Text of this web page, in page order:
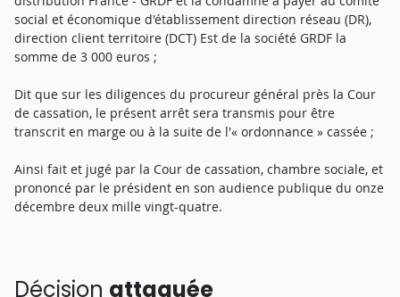
social et économique d'établissement direction réseau (DR),
direction client territoire (DCT) Est de la société GRDF la
somme de 3 000 euros ;
Dit que sur les diligences du procureur général près la Cour
de cassation, le présent arrêt sera transmis pour être
transcrit en marge ou à la suite de l'« ordonnance » cassée ;
Ainsi fait et jugé par la Cour de cassation, chambre sociale, et
prononcé par le président en son audience publique du onze
décembre deux mille vingt-quatre.
Décision attaquée